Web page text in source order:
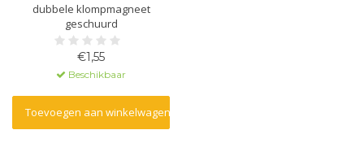
dubbele klompmagneet
geschuurd
€1,55
Beschikbaar
Toevoegen aan winkelwagen